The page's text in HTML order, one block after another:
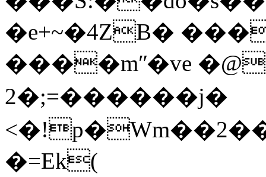
�e+~�4ZB�
����mʺ�ve
2�;=������j�
�=Ek(